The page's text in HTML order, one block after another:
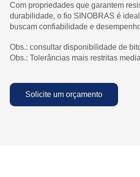
Com propriedades que garantem
durabilidade, o fio SINOBRAS é
buscam confiabilidade e
Obs.: consultar disponibilidade de
Obs.: Tolerâncias mais restritas
Solicite um orçamento